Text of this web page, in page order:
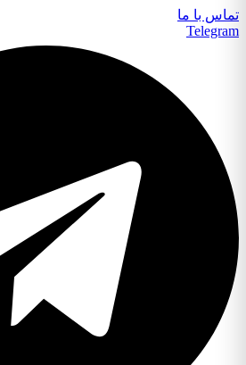
تماس با ما
Telegram